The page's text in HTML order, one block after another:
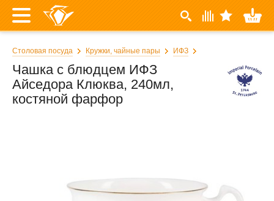
Столовая посуда Кружки, чайные пары ИФЗ
Чашка с блюдцем ИФЗ
Айседора Клюква, 240мл,
костяной фарфор